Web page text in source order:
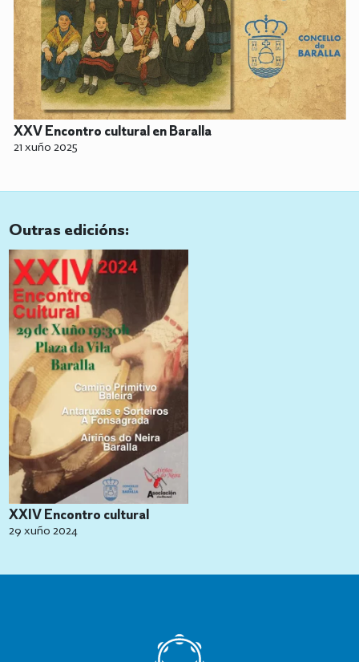
XXV Encontro cultural en Baralla
21 xuño 2025
Outras edicións:
XXIV Encontro cultural
29 xuño 2024